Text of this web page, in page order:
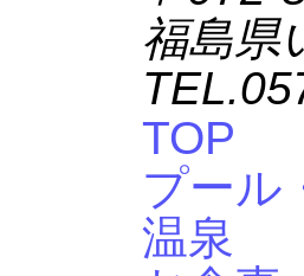
福島県
TOP
プール
温泉